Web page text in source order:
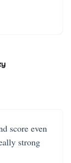
score even
strong